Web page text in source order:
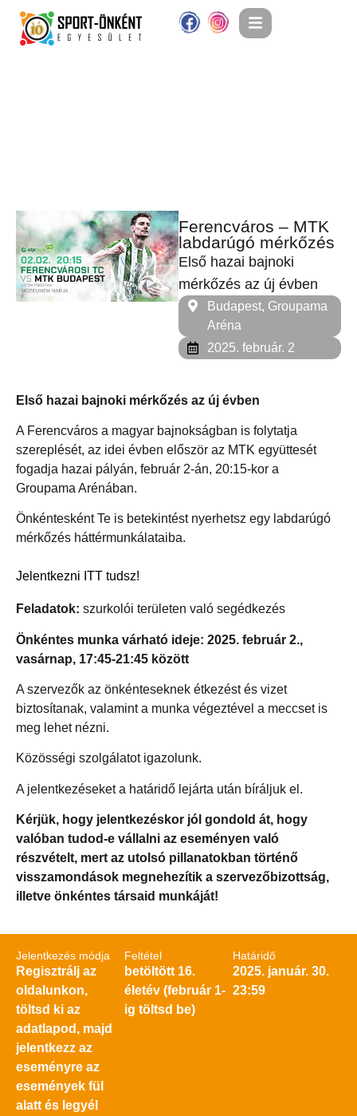
Ferencváros – MTK
labdarúgó mérkőzés
Első hazai bajnoki
mérkőzés az új évben
Budapest, Groupama
Aréna
2025. február. 2
Első hazai bajnoki mérkőzés az új évben
A Ferencváros a magyar bajnokságban is folytatja
szereplését, az idei évben először az MTK együttesét
fogadja hazai pályán, február 2-án, 20:15-kor a
Groupama Arénában.
Önkéntesként Te is betekintést nyerhetsz egy labdarúgó
mérkőzés háttérmunkálataiba.
Jelentkezni ITT tudsz!
Feladatok: szurkolói területen való segédkezés
Önkéntes munka várható ideje: 2025. február 2.,
vasárnap, 17:45-21:45 között
A szervezők az önkénteseknek étkezést és vizet
biztosítanak, valamint a munka végeztével a meccset is
meg lehet nézni.
Közösségi szolgálatot igazolunk.
A jelentkezéseket a határidő lejárta után bíráljuk el.
Kérjük, hogy jelentkezéskor jól gondold át, hogy
valóban tudod-e vállalni az eseményen való
részvételt, mert az utolsó pillanatokban történő
visszamondások megnehezítik a szervezőbizottság,
illetve önkéntes társaid munkáját!
Jelentkezés módja
Regisztrálj az
oldalunkon,
töltsd ki az
adatlapod, majd
jelentkezz az
eseményre az
események fül
alatt és legyél
Feltétel
betöltött 16.
életév (február 1-
ig töltsd be)
Határidő
2025. január. 30.
23:59